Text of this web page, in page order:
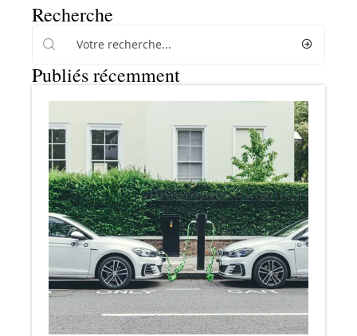
Recherche
Publiés récemment